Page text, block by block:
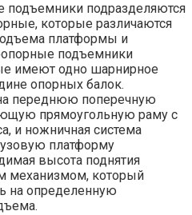
подразделяются
которые различаются
платформы и
подъемники
имеют одно шарнирное
опорных балок.
переднюю поперечную
прямоугольную раму с
и ножничная система
платформу
высота поднятия
механизмом, который
на определенную